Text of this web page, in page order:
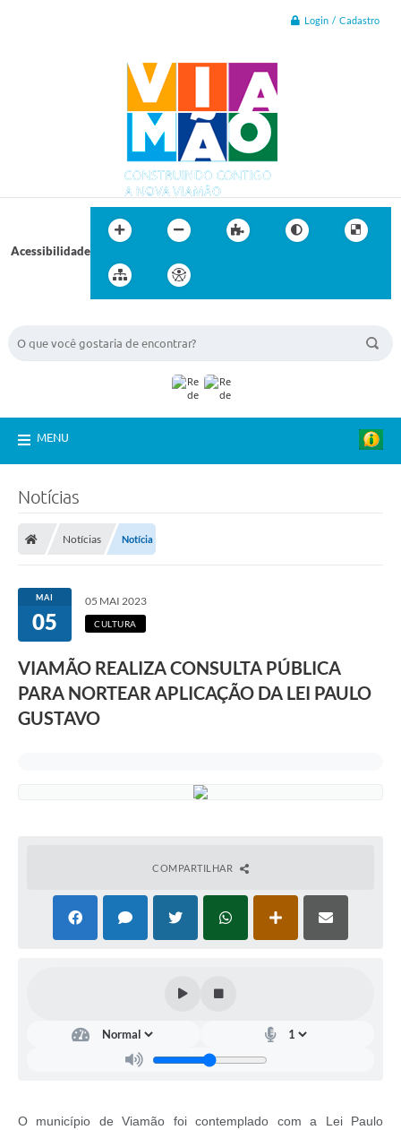
Login / Cadastro
Acessibilidade
MENU
Notícias
Notícias Notícia
MAI
05
05 MAI 2023
CULTURA
VIAMÃO REALIZA CONSULTA PÚBLICA
PARA NORTEAR APLICAÇÃO DA LEI PAULO
GUSTAVO
COMPARTILHAR
O município de Viamão foi contemplado com a Lei Paulo